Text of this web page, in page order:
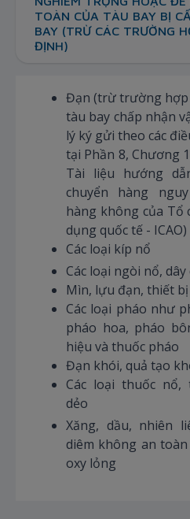
TOÀN CỦA TÀU BAY BỊ
BAY (TRỪ CÁC TRƯỜNG
ĐỊNH)
Đạn (trừ trường
tàu bay chấp nhận
lý ký gửi theo các
tại Phần 8, Chương
Tài liệu hướng
chuyển hàng
hàng không của Tổ
dụng quốc tế - ICAO)
Các loại kíp nổ
Các loại ngòi nổ, dây
Mìn, lựu đạn, thiết
Các loại pháo như
pháo hoa, pháo
hiệu và thuốc pháo
Đạn khói, quả tạo
Các loại thuốc nổ,
dẻo
Xăng, dầu, nhiên
diêm không an
oxy lỏng